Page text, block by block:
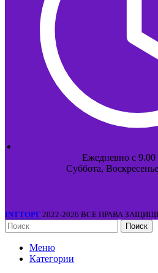
Ежедневно с 9.00
Суббота,
INTТОРГ 2022-2026 ВСЕ ПРАВА
Поиск
Меню
Категории